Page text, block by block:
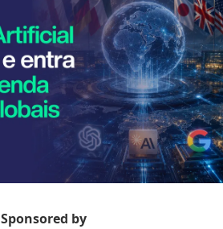
Sponsored by